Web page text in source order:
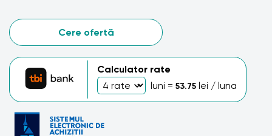
Cere ofertă
Calculator rate
luni = 53.75 lei / luna